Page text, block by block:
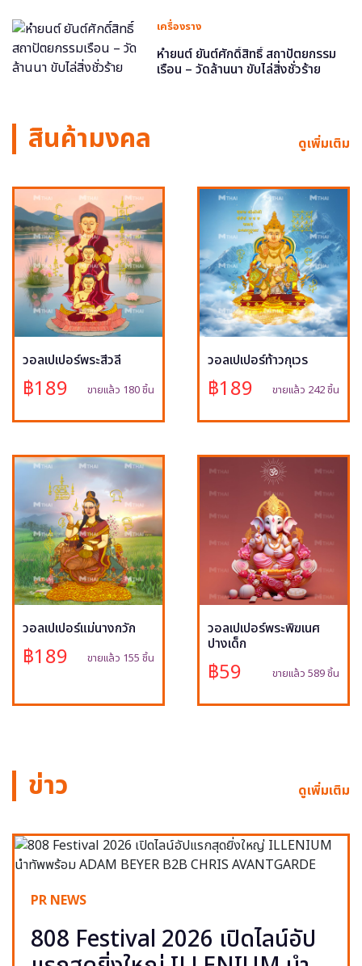
เครื่องราง
หำยนต์ ยันต์ศักดิ์สิทธิ์ สถาปัตยกรรม
เรือน – วัดล้านนา ขับไล่สิ่งชั่วร้าย
สินค้ามงคล ดูเพิ่มเติม
วอลเปเปอร์พระสีวลี
฿189 ขายแล้ว 180 ชิ้น
วอลเปเปอร์ท้าวกุเวร
฿189 ขายแล้ว 242 ชิ้น
วอลเปเปอร์แม่นางกวัก
฿189 ขายแล้ว 155 ชิ้น
วอลเปเปอร์พระพิฆเนศ
ปางเด็ก
฿59 ขายแล้ว 589 ชิ้น
ข่าว ดูเพิ่มเติม
PR NEWS
808 Festival 2026 เปิดไลน์อัป